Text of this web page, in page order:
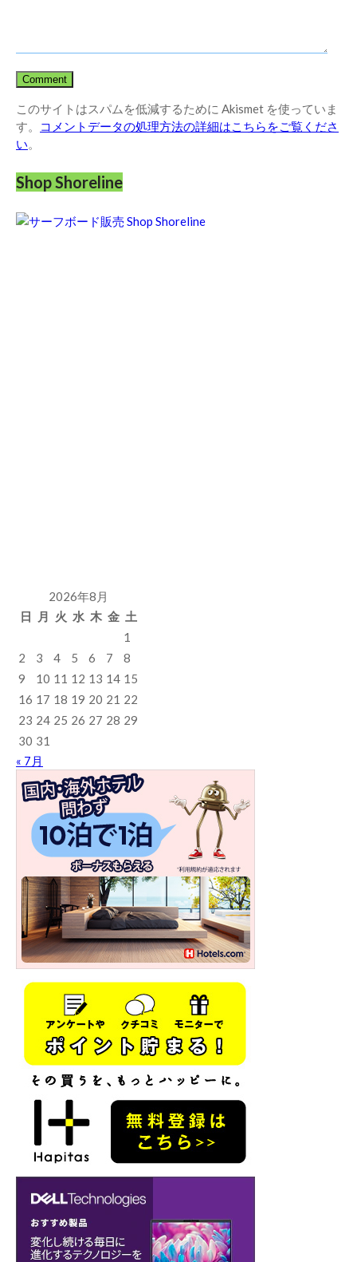
このサイトはスパムを低減するために Akismet を使っていま
す。
コメントデータの処理方法の詳細はこちらをご覧くださ
い。
Shop Shoreline
2026年8月
日
月 火 水 木 金 土
1
2
3 4 5 6 7
8
9
10 11 12 13 14 15
16 17 18 19 20 21 22
23 24 25 26 27 28 29
30 31
« 7月